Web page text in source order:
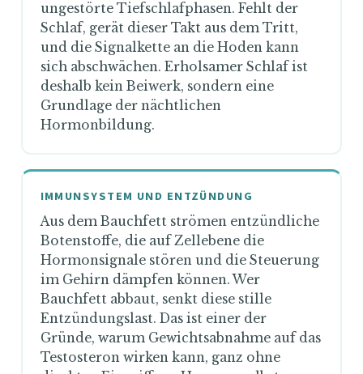
ungestörte Tiefschlafphasen. Fehlt der
Schlaf, gerät dieser Takt aus dem Tritt,
und die Signalkette an die Hoden kann
sich abschwächen. Erholsamer Schlaf ist
deshalb kein Beiwerk, sondern eine
Grundlage der nächtlichen
Hormonbildung.
IMMUNSYSTEM UND ENTZÜNDUNG
Aus dem Bauchfett strömen entzündliche
Botenstoffe, die auf Zellebene die
Hormonsignale stören und die Steuerung
im Gehirn dämpfen können. Wer
Bauchfett abbaut, senkt diese stille
Entzündungslast. Das ist einer der
Gründe, warum Gewichtsabnahme auf das
Testosteron wirken kann, ganz ohne